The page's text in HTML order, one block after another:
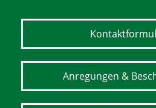
Anregungen &